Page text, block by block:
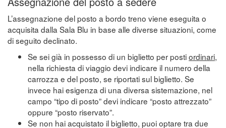
L’assegnazione del posto a bordo treno viene eseguita o
acquisita dalla Sala Blu in base alle diverse situazioni, come
di seguito declinato.
Se sei già in possesso di un biglietto per postiordinari,
nella richiesta di viaggio devi indicare il numero della
carrozza e del posto, se riportati sul biglietto. Se
invece hai esigenza di una diversa sistemazione, nel
campo “tipo di posto” devi indicare “posto attrezzato”
oppure “posto riservato”.
Se non hai acquistato il biglietto, puoi optare tra due